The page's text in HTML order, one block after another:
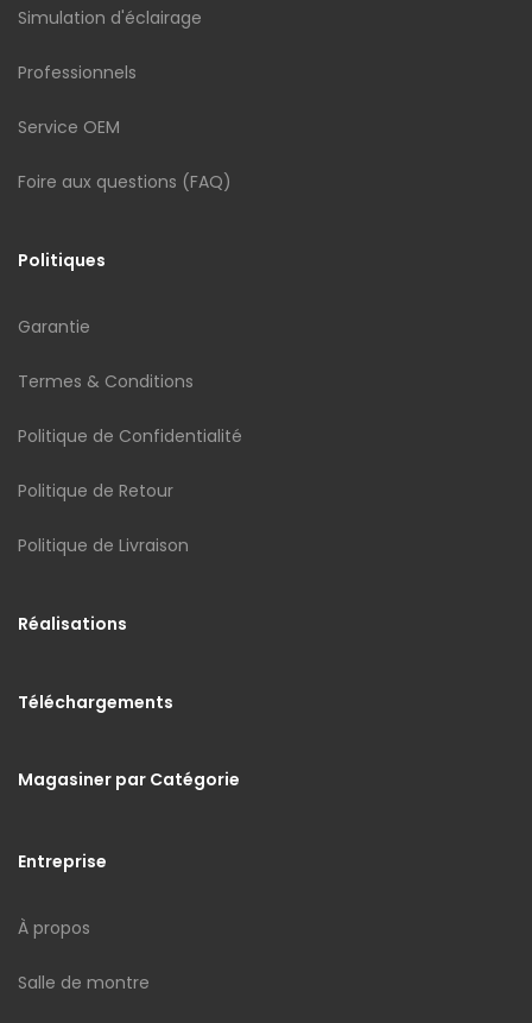
Simulation d'éclairage
Professionnels
Service OEM
Foire aux questions (FAQ)
Politiques
Garantie
Termes & Conditions
Politique de Confidentialité
Politique de Retour
Politique de Livraison
Réalisations
Téléchargements
Magasiner par Catégorie
Entreprise
À propos
Salle de montre